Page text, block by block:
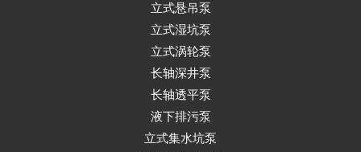
立式悬吊泵
立式湿坑泵
立式涡轮泵
长轴深井泵
长轴透平泵
液下排污泵
立式集水坑泵